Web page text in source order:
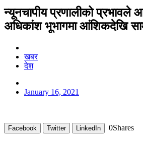
न्यूनचापीय प्रणालीको
अधिकांश भूभागमा आंशिकदेखि
खबर
देश
January 16, 2021
Facebook Twitter LinkedIn 0Shares